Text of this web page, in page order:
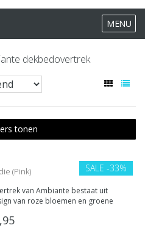
MENU
dekbedovertrek
tonen
SALE -33%
(Pink)
van Ambiante bestaat uit
van roze bloemen en groene
gemaakt van 100% katoen en
instopstrook.